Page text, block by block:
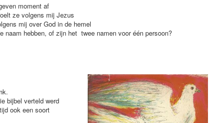
moment af
ze volgens mij Jezus
mij over God in de hemel
naam hebben, of zijn het twee namen voor één persoon?
bijbel verteld werd
ook een soort